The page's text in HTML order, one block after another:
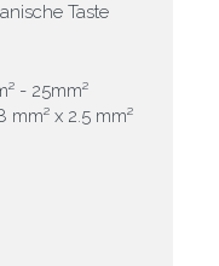
Taste
- 25mm²
x 2.5 mm²